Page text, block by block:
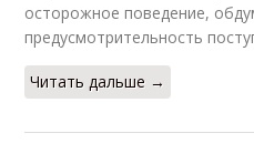
осторожное поведение,
предусмотрительность
Читать дальше →